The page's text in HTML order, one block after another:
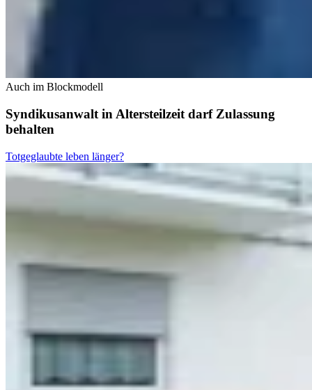
Auch im Blockmodell
Syndikusanwalt in Altersteilzeit darf Zulassung
behalten
Totgeglaubte leben länger?